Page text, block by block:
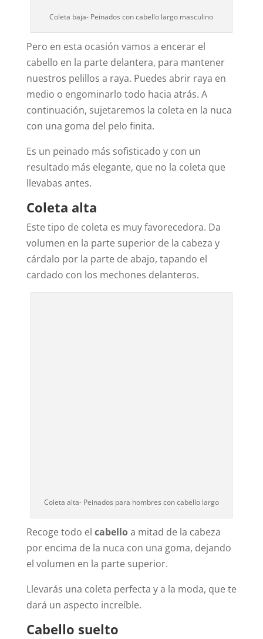
Coleta baja- Peinados con cabello largo masculino
Pero en esta ocasión vamos a encerar el
cabello en la parte delantera, para mantener
nuestros pelillos a raya. Puedes abrir raya en
medio o engominarlo todo hacia atrás. A
continuación, sujetaremos la coleta en la nuca
con una goma del pelo finita.
Es un peinado más sofisticado y con un
resultado más elegante, que no la coleta que
llevabas antes.
Coleta alta
Este tipo de coleta es muy favorecedora. Da
volumen en la parte superior de la cabeza y
cárdalo por la parte de abajo, tapando el
cardado con los mechones delanteros.
Coleta alta- Peinados para hombres con cabello largo
Recoge todo el cabelloa mitad de la cabeza
por encima de la nuca con una goma, dejando
el volumen en la parte superior.
Llevarás una coleta perfecta y a la moda, que te
dará un aspecto increíble.
Cabello suelto